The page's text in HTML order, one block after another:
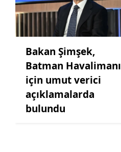
Bakan Şimşek,
Batman Havalimanı
için umut verici
açıklamalarda
bulundu